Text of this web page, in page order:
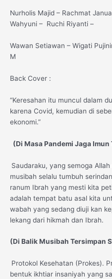
Nurholis Majid – Rachmat
Wahyuni – Ruchi Riyanti –
Wawan Setiawan – Wigati
M
Back Cover :
“Keresahan itu muncul dalam
karena Covid, kemudian di
ekonomi.”
(Di Masa Pandemi Jaga
Saudaraku, yang semoga
musibah selalu tumbuh
ranum Ibrah yang mesti kita
adalah tempat batu asal kita
wabah yang sedang diuji kan
lekang dari hikmah dan Ibrah.
(Di Balik Musibah Tersimpan
Protokol Kesehatan (Prokes).
bentuk ikhtiar insaniyah yang